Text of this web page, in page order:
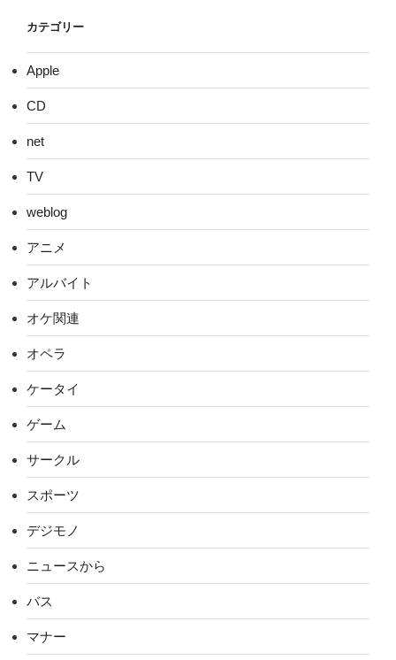
カテゴリー
Apple
CD
net
TV
weblog
アニメ
アルバイト
オケ関連
オペラ
ケータイ
ゲーム
サークル
スポーツ
デジモノ
ニュースから
バス
マナー